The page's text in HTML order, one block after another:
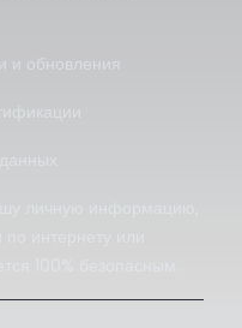
и обновления
интернету или